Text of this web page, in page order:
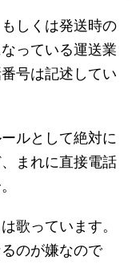
しくは発送時の
っている運送業
号は記述してい
ルとして絶対に
まれに直接電話
歌っています。
のが嫌なので